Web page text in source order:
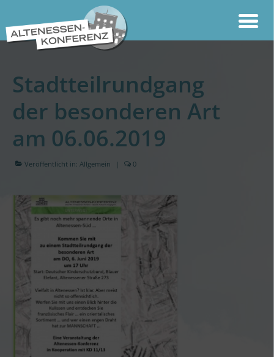
Stadtteilrundgang
der besonderen Art
am 06.06.2019
Veröffentlicht in: Allgemein 0